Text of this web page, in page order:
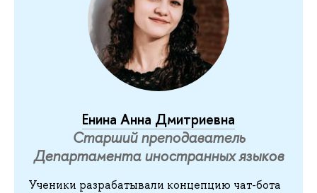
Енина Анна Дмитриевна
Старший преподаватель
Департамента иностранных языков
Ученики разрабатывали концепцию чат-бота